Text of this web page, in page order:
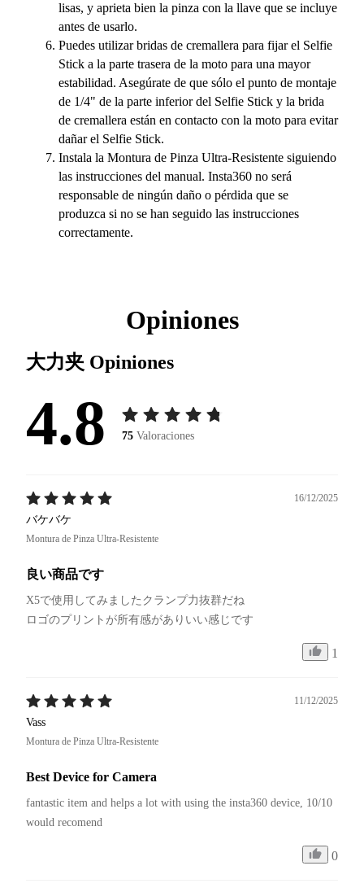
lisas, y aprieta bien la pinza con la llave que se incluye
antes de usarlo.
Puedes utilizar bridas de cremallera para fijar el Selfie
Stick a la parte trasera de la moto para una mayor
estabilidad. Asegúrate de que sólo el punto de montaje
de 1/4" de la parte inferior del Selfie Stick y la brida
de cremallera están en contacto con la moto para evitar
dañar el Selfie Stick.
Instala la Montura de Pinza Ultra-Resistente siguiendo
las instrucciones del manual. Insta360 no será
responsable de ningún daño o pérdida que se
produzca si no se han seguido las instrucciones
correctamente.
Opiniones
大力夹 Opiniones
4.8 75 Valoraciones
16/12/2025
バケバケ
Montura de Pinza Ultra-Resistente
良い商品です
X5で使用してみましたクランプ力抜群だね
1
11/12/2025
Vass
Montura de Pinza Ultra-Resistente
Best Device for Camera
fantastic item and helps a lot with using the insta360 device, 10/10
would recomend
0